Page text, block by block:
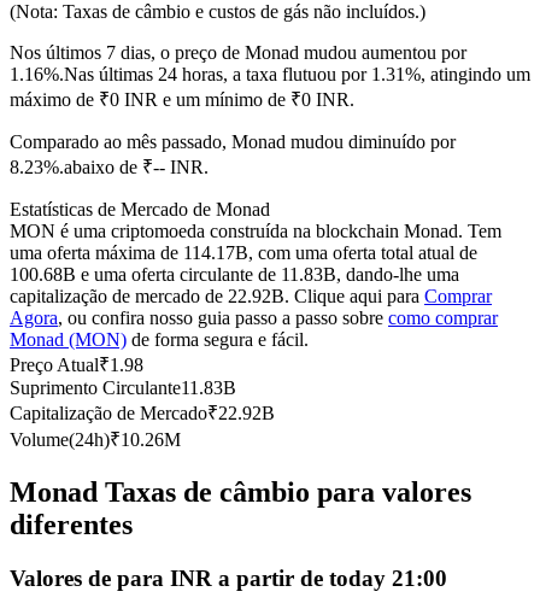
Futuros de USDC
Futuros usando USDC como garantia
Copiar Trading
Junte-se aos principais traders
(Nota: Taxas de câmbio e custos de gás não incluídos.)
Nos últimos 7 dias, o preço de Monad mudou aumentou por
1.16%.Nas últimas 24 horas, a taxa flutuou por 1.31%, atingindo um
máximo de ₹0 INR e um mínimo de ₹0 INR.
Comparado ao mês passado, Monad mudou diminuído por
8.23%.abaixo de ₹-- INR.
Estatísticas de Mercado de Monad
MON é uma criptomoeda construída na blockchain Monad. Tem
uma oferta máxima de 114.17B, com uma oferta total atual de
100.68B e uma oferta circulante de 11.83B, dando-lhe uma
capitalização de mercado de 22.92B. Clique aqui para Comprar
Agora, ou confira nosso guia passo a passo sobre como comprar
Monad (MON) de forma segura e fácil.
Preço Atual₹1.98
Suprimento Circulante11.83B
Capitalização de Mercado₹22.92B
Volume(24h)₹10.26M
Monad Taxas de câmbio para valores
diferentes
Valores de para INR a partir de today 21:00